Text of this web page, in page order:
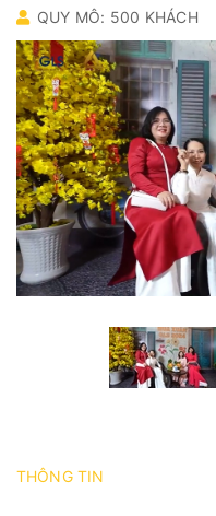
QUY MÔ: 500 KHÁCH
THÔNG TIN